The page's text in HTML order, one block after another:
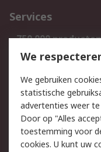
Services
750.000 producten
Bestellen
Track & Trace
Wettelijk
Cookiebeleid
We
We gebruiken
statistische
advertenties weer
Door op "Alles
toestemming voor
cookies. U kunt uw